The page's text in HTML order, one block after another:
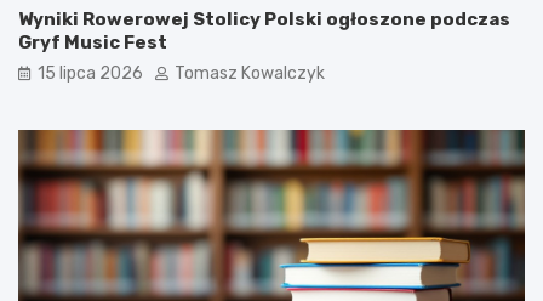
Wyniki Rowerowej Stolicy Polski ogłoszone podczas
Gryf Music Fest
15 lipca 2026 Tomasz Kowalczyk